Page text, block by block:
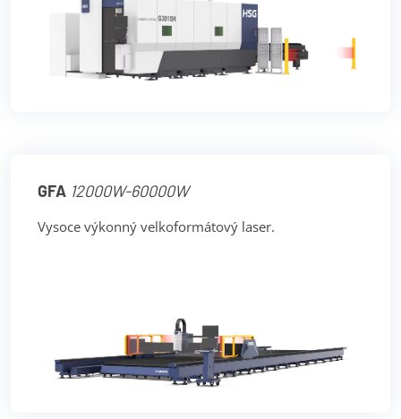
GFA 12000W-60000W
Vysoce výkonný velkoformátový laser.